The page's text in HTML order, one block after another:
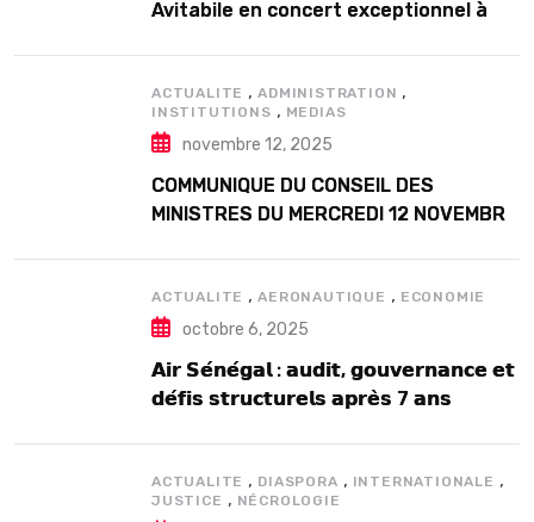
Avitabile en concert exceptionnel à
ACTUALITE ,ADMINISTRATION ,
INSTITUTIONS , MEDIAS
novembre 12, 2025
COMMUNIQUE DU CONSEIL DES
MINISTRES DU MERCREDI 12 NOVEMBRE
ACTUALITE ,AERONAUTIQUE , ECONOMIE
octobre 6, 2025
𝗔𝗶𝗿 𝗦𝗲́𝗻𝗲́𝗴𝗮𝗹 : 𝗮𝘂𝗱𝗶𝘁, 𝗴𝗼𝘂𝘃𝗲𝗿𝗻𝗮𝗻𝗰𝗲 𝗲𝘁
𝗱𝗲́𝗳𝗶𝘀 𝘀𝘁𝗿𝘂𝗰𝘁𝘂𝗿𝗲𝗹𝘀 𝗮𝗽𝗿𝗲̀𝘀 7 𝗮𝗻𝘀
ACTUALITE , DIASPORA , INTERNATIONALE ,
JUSTICE , NÉCROLOGIE